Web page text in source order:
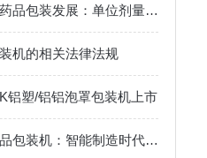
技术驱动药品包装发展：单位剂量包装的价值
机的相关法律法规
铝塑/铝铝泡罩包装机上市
全伺服药品包装机：智能制造时代的“精准”引擎